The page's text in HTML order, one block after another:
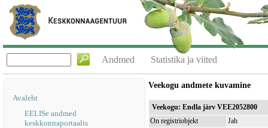
Andmed Statistika ja viited
Avaleht
EELISe andmed
keskkonnaportaalis
Veekogu andmete kuvamine
Veekogu: Endla järv VEE2052800
On registriobjekt
Jah